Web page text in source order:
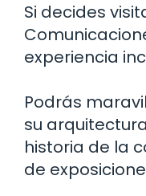
Si decides
experiencia
Podrás
su
historia de la
de